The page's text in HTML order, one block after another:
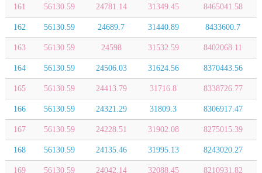
161 56130.59 24781.14 31349.45 8465041.58
162 56130.59 24689.7 31440.89 8433600.7
163 56130.59 24598 31532.59 8402068.11
164 56130.59 24506.03 31624.56 8370443.56
165 56130.59 24413.79 31716.8 8338726.77
166 56130.59 24321.29 31809.3 8306917.47
167 56130.59 24228.51 31902.08 8275015.39
168 56130.59 24135.46 31995.13 8243020.27
169 56130.59 24042.14 32088.45 8210931.82